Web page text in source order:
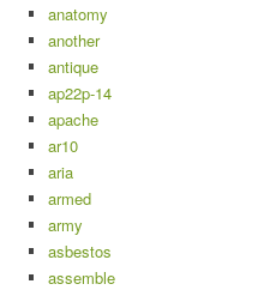
anatomy
another
antique
ap22p-14
apache
ar10
aria
armed
army
asbestos
assemble